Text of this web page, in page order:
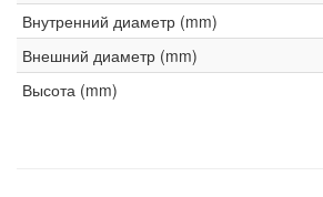
Внутренний диаметр (mm)
Внешний диаметр (mm)
Высота (mm)